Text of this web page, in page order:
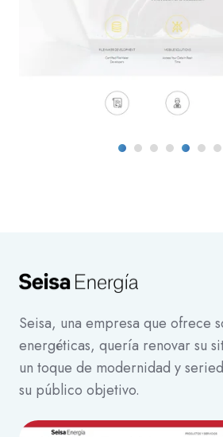
Seisa, una empresa que ofrece
energéticas, quería renovar su
un toque de modernidad y
su público objetivo.